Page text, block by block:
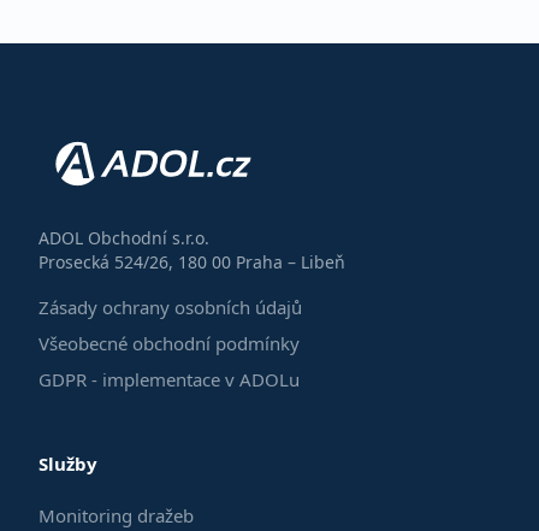
ADOL Obchodní s.r.o.
Prosecká 524/26, 180 00 Praha – Libeň
Zásady ochrany osobních údajů
Všeobecné obchodní podmínky
GDPR - implementace v ADOLu
Služby
Monitoring dražeb